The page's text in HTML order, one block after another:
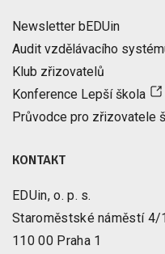
Newsletter bEDUin
Audit vzdělávacího
Klub zřizovatelů
Konference Lepší škola
Průvodce pro zřizovatele
KONTAKT
EDUin, o. p. s.
Staroměstské náměstí 4/1
110 00 Praha 1